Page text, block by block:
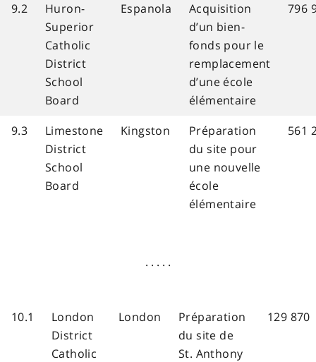
9.2
Huron-
Superior
Catholic
District
School
Board
Espanola
Acquisition
d’un bien-
fonds pour le
remplacement
d’une école
élémentaire
796
9.3
Limestone
District
School
Board
Kingston
Préparation
du site pour
une nouvelle
école
élémentaire
561
. . . . .
10.1
London
District
Catholic
London
Préparation
du site de
St. Anthony
129 870